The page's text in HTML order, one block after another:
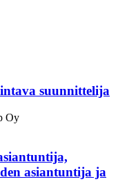
suunnittelija
Oy
asiantuntija ja